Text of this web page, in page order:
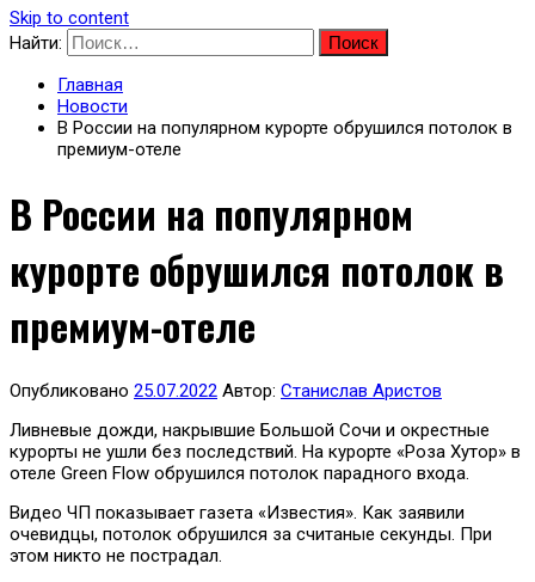
Skip to content
Найти:
Главная
Новости
В России на популярном курорте обрушился потолок в
премиум-отеле
В России на популярном
курорте обрушился потолок в
премиум-отеле
Опубликовано 25.07.2022 Автор: Станислав Аристов
Ливневые дожди, накрывшие Большой Сочи и окрестные
курорты не ушли без последствий. На курорте «Роза Хутор» в
отеле Green Flow обрушился потолок парадного входа.
Видео ЧП показывает газета «Известия». Как заявили
очевидцы, потолок обрушился за считаные секунды. При
этом никто не пострадал.